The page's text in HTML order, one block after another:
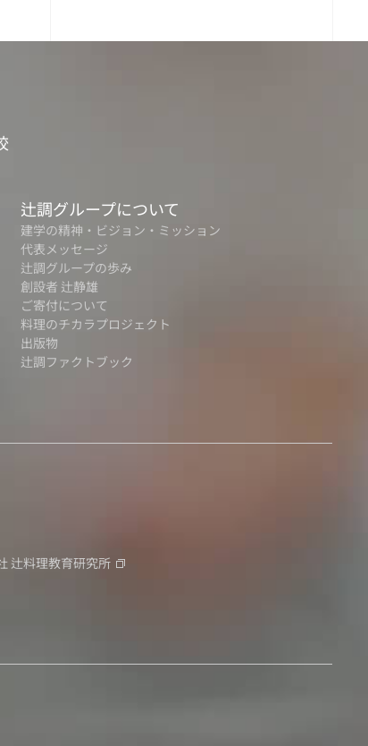
辻調グループについて
建学の精神・ビジョン・ミッション
代表メッセージ
辻調グループの歩み
創設者 辻静雄
ご寄付について
料理のチカラプロジェクト
出版物
辻調ファクトブック
辻料理教育研究所